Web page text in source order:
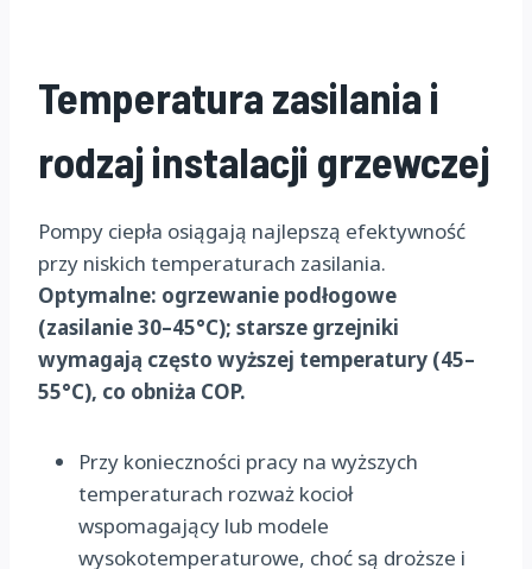
Temperatura zasilania i
rodzaj instalacji grzewczej
Pompy ciepła osiągają najlepszą efektywność
przy niskich temperaturach zasilania.
Optymalne: ogrzewanie podłogowe
(zasilanie 30–45°C); starsze grzejniki
wymagają często wyższej temperatury (45–
55°C), co obniża COP.
Przy konieczności pracy na wyższych
temperaturach rozważ kocioł
wspomagający lub modele
wysokotemperaturowe, choć są droższe i